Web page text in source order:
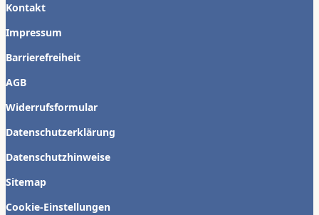
Kontakt
Impressum
Barrierefreiheit
AGB
Widerrufsformular
Datenschutzerklärung
Datenschutzhinweise
Sitemap
Cookie-Einstellungen